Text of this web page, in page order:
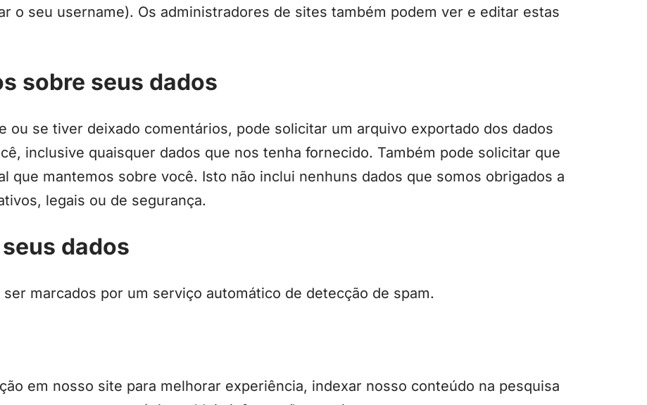
o seu username). Os administradores de sites também podem ver e editar estas
sobre seus dados
ou se tiver deixado comentários, pode solicitar um arquivo exportado dos dados
inclusive quaisquer dados que nos tenha fornecido. Também pode solicitar que
que mantemos sobre você. Isto não inclui nenhuns dados que somos obrigados a
legais ou de segurança.
dados
marcados por um serviço automático de detecção de spam.
em nosso site para melhorar experiência, indexar nosso conteúdo na pesquisa